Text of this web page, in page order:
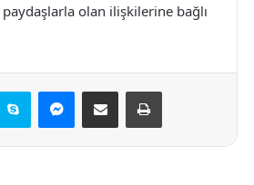
paydaşlarla olan ilişkilerine bağlı
Skype Messenger
E-Posta ile paylaş Yazdır